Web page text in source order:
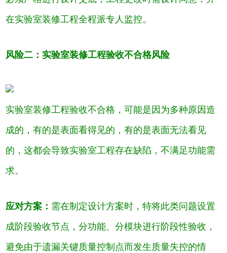
在实验室装修工程全程派专人监控。
风险二：实验室装修工程验收不合格风险
实验室装修工程验收不合格，可能是因为多种原因造
成的，有的是表面看得见的，有的是表面无法看见
的，这都会导致实验室工程存在缺陷，不满足功能需
求。
应对方案： 需在制定设计方案时，特将此类问题设置
成阶段验收节点，分功能、分模块进行阶段性验收，
避免由于遗漏关键质量控制点而发生质量失控的情